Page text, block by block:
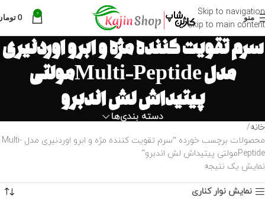
Skip to navigation
Skip to main content
منو
0
0
سرم تقویت کننده مژه و ابرو اوردنیری
مدل Multi-Peptideمولتی
پیتیداش لش اندبرو
دسته بندی‌ها
خانه
محصولات برچسب خورده “سرم تقویت کننده مژه و ابرو اوردنیری مدل Multi-
Peptideمولتی پیتیداش لش اندبرو”
نمایش یک نتیجه
نمایش نوار کناری